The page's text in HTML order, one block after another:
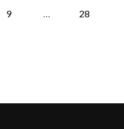
9 28